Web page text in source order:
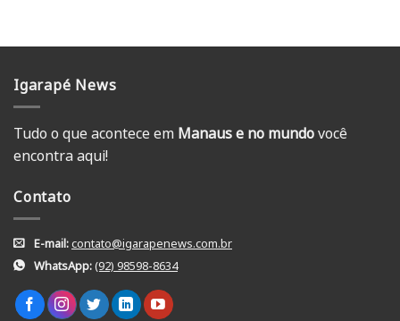
Igarapé News
Tudo o que acontece em Manaus e no mundovocê
encontra aqui!
Contato
E-mail:contato@igarapenews.com.br
WhatsApp:(92) 98598-8634